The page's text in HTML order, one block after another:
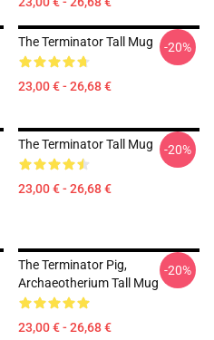
The Terminator Tall Mug
23,00 € - 26,68 €
-20%
The Terminator Tall Mug
23,00 € - 26,68 €
-20%
The Terminator Pig,
Archaeotherium Tall Mug
23,00 € - 26,68 €
-20%